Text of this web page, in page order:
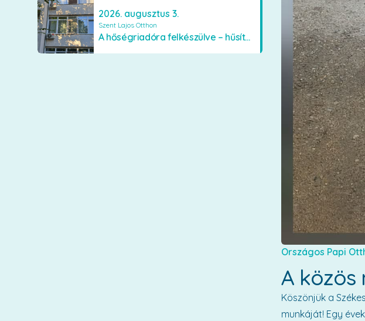
2026. augusztus 3.
Szent Lajos Otthon
A hőségriadóra felkészülve – hűsítő fejlesztések a Szent Lajos Otthonban
Országos Papi
A
Köszönjük a
munkáját! Egy